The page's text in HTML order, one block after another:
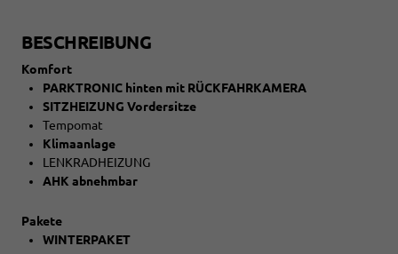
BESCHREIBUNG
Komfort
PARKTRONIC hinten mit RÜCKFAHRKAMERA
SITZHEIZUNG Vordersitze
Tempomat
Klimaanlage
LENKRADHEIZUNG
AHK abnehmbar
Pakete
WINTERPAKET